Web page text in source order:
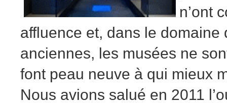
n’ont
affluence et, dans le domaine
anciennes, les musées ne
font peau neuve à qui mieux
Nous avions salué en 2011